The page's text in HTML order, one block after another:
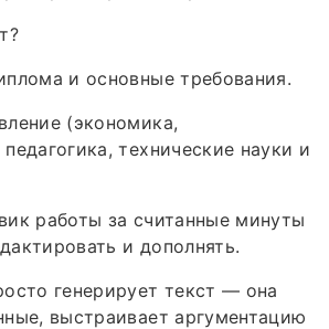
и основные требования.
(экономика,
технические науки и
работы за считанные минуты
и дополнять.
генерирует текст — она
выстраивает аргументацию